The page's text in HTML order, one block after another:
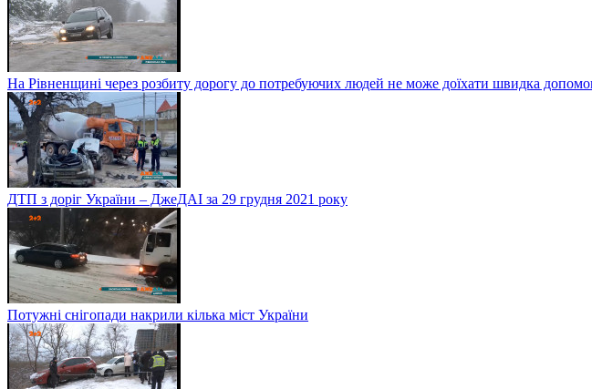
На Рівненщині через розбиту дорогу до потребуючих людей не може доїхати швидка
ДТП з доріг України – ДжеДАІ за 29 грудня 2021 року
Потужні снігопади накрили кілька міст України